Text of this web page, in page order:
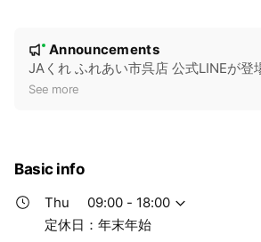
e
New
Announcements
JAくれ ふれあい市呉店 公式LINEが登
See more
Basic info
Thu
09:00 - 18:00
定休日：年末年始